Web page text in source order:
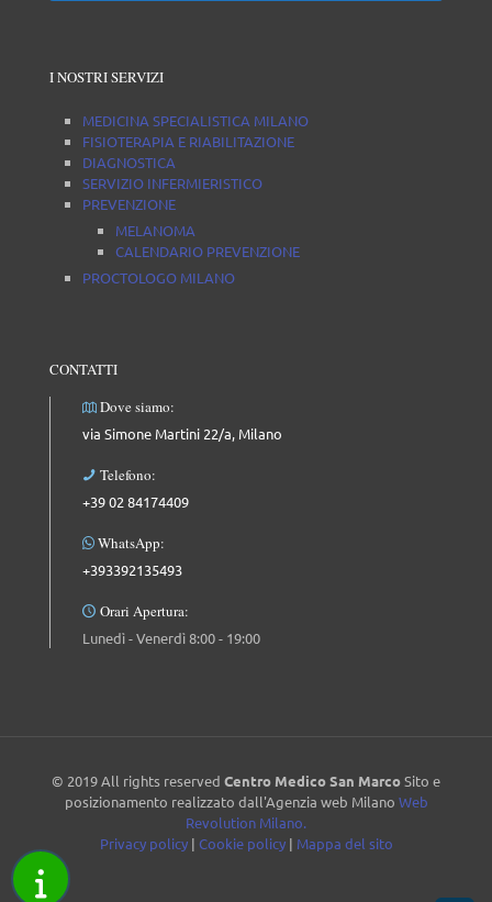
I NOSTRI SERVIZI
MEDICINA SPECIALISTICA MILANO
FISIOTERAPIA E RIABILITAZIONE
DIAGNOSTICA
SERVIZIO INFERMIERISTICO
PREVENZIONE
MELANOMA
CALENDARIO PREVENZIONE
PROCTOLOGO MILANO
CONTATTI
Dove siamo:
via Simone Martini 22/a, Milano
Telefono:
+39 02 84174409
WhatsApp:
+393392135493
Orari Apertura:
Lunedì - Venerdì 8:00 - 19:00
© 2019 All rights reserved Centro Medico San MarcoSito e
posizionamento realizzato dall'Agenzia web Milano Web
Revolution Milano.
Privacy policy| Cookie policy| Mappa del sito